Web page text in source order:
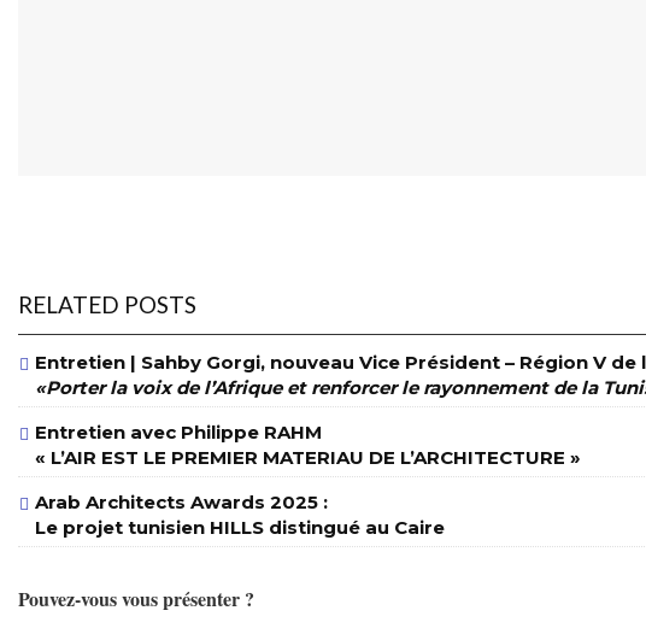
RELATED POSTS
Entretien | Sahby Gorgi, nouveau Vice Président – Région V de
«Porter la voix de l’Afrique et renforcer le rayonnement de la
Entretien avec Philippe RAHM
« L’AIR EST LE PREMIER MATERIAU DE L’ARCHITECTURE »
Arab Architects Awards 2025 :
Le projet tunisien HILLS distingué au Caire
Pouvez-vous vous présenter ?